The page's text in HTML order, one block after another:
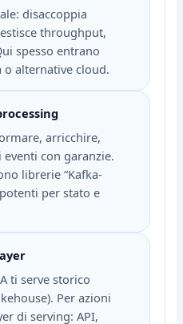
disaccoppia
throughput,
spesso entrano
alternative cloud.
arricchire,
con garanzie.
librerie “Kafka-
per stato e
ti serve storico
Per azioni
di serving: API,